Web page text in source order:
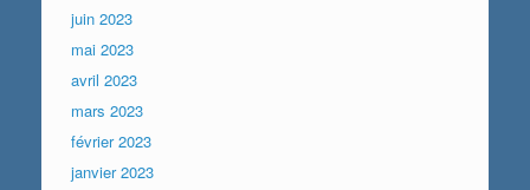
juin 2023
mai 2023
avril 2023
mars 2023
février 2023
janvier 2023